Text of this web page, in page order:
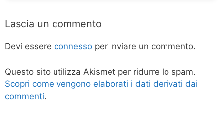
Lascia un commento
Devi essere connesso per inviare un commento.
Questo sito utilizza Akismet per ridurre lo spam.
Scopri come vengono elaborati i dati derivati dai
commenti.